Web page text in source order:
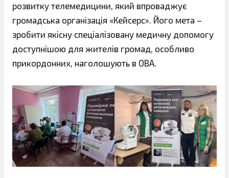
розвитку телемедицини, який впроваджує
громадська організація «Кейсерс». Його мета –
зробити якісну спеціалізовану медичну допомогу
доступнішою для жителів громад, особливо
прикордонних, наголошують в ОВА.